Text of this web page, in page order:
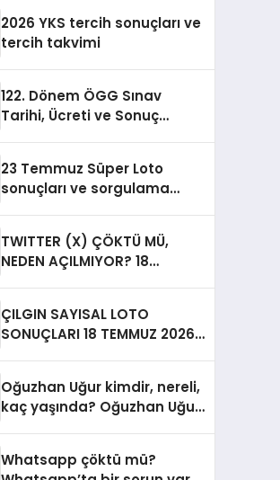
2026 YKS tercih sonuçları ve
tercih takvimi
122. Dönem ÖGG Sınav
Tarihi, Ücreti ve Sonuç
23 Temmuz Süper Loto
sonuçları ve sorgulama
TWITTER (X) ÇÖKTÜ MÜ,
NEDEN AÇILMIYOR? 18
Raporları
ÇILGIN SAYISAL LOTO
SONUÇLARI 18 TEMMUZ 2026 ||
oldu! İşte kazandıran
rakamlar listesi sorgulama
ekranı…
Oğuzhan Uğur kimdir, nereli,
kaç yaşında? Oğuzhan Uğur
Whatsapp çöktü mü?